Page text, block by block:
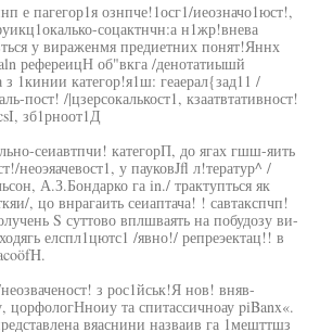
е пагегор1я ознпче!1осг1/иеозначо1юст!,
соцактнчн:а н1жр!внева
у вираженмя предиетних понят!Яннх
рефереицН об"вкга /денотатиышй
1кинии категор!я1ш: геаерал{зад11 /
пост! /|цзерсокалькост1, кзаатвтативност!
зб1рноот1Д
сеиавтпчи! категорП, до ягах гшш-яить
неоэяачевост1, у пауковJfl л!тератур^ /
А.З.Бондарко га in./ трактупться як
, цо внрагаить сеиаптача! ! савтакспчп!
S суттово вплшваять на побудозу ви-
елспл1цютс1 /явно!/ репреэектац!! в
з рос1йськ!Я нов! вняв-
цорфологНноиу та спитассичноау piBanx«.
вяаснини назваив га 1мешттшз